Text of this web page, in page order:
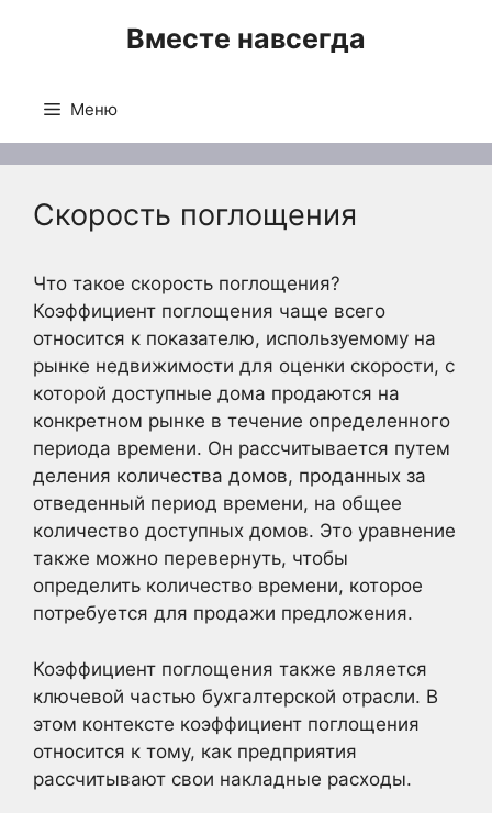
Вместе навсегда
Меню
Скорость поглощения
Что такое скорость поглощения?
Коэффициент поглощения чаще всего
относится к показателю, используемому на
рынке недвижимости для оценки скорости, с
которой доступные дома продаются на
конкретном рынке в течение определенного
периода времени. Он рассчитывается путем
деления количества домов, проданных за
отведенный период времени, на общее
количество доступных домов. Это уравнение
также можно перевернуть, чтобы
определить количество времени, которое
потребуется для продажи предложения.
Коэффициент поглощения также является
ключевой частью бухгалтерской отрасли. В
этом контексте коэффициент поглощения
относится к тому, как предприятия
рассчитывают свои накладные расходы.